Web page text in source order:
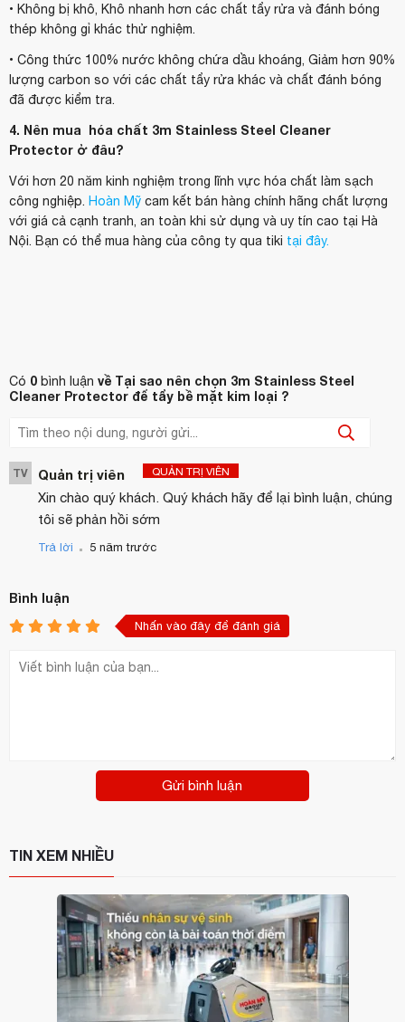
• Không bị khô, Khô nhanh hơn các chất tẩy rửa và đánh bóng
thép không gỉ khác thử nghiệm.
• Công thức 100% nước không chứa dầu khoáng, Giảm hơn 90%
lượng carbon so với các chất tẩy rửa khác và chất đánh bóng
đã được kiểm tra.
4. Nên mua hóa chất 3m Stainless Steel Cleaner
Protector ở đâu?
Với hơn 20 năm kinh nghiệm trong lĩnh vực hóa chất làm sạch
công nghiệp. Hoàn Mỹ cam kết bán hàng chính hãng chất lượng
với giá cả cạnh tranh, an toàn khi sử dụng và uy tín cao tại Hà
Nội. Bạn có thể mua hàng của công ty qua tiki tại đây.
Có 0 bình luận về Tại sao nên chọn 3m Stainless Steel
Cleaner Protector để tẩy bề mặt kim loại ?
TV Quản trị viên QUẢN TRỊ VIÊN
Xin chào quý khách. Quý khách hãy để lại bình luận, chúng
tôi sẽ phản hồi sớm
Trả lời . 5 năm trước
Bình luận
Nhấn vào đây để đánh giá
Gửi bình luận
TIN XEM NHIỀU